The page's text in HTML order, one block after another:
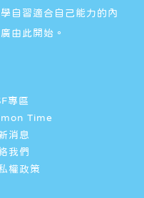
自習適合自己能力的內
由此開始。
專區
Time
消息
我們
權政策